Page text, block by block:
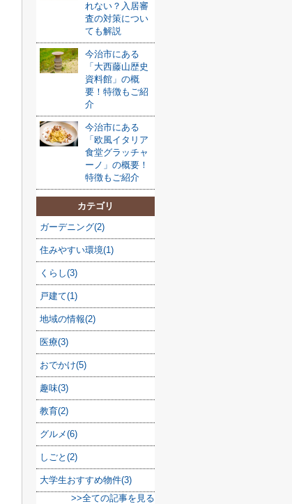
れない？入居審
査の対策につい
ても解説
今治市にある
「大西藤山歴史
資料館」の概
要！特徴もご紹
介
今治市にある
「欧風イタリア
食堂グラッチャ
ーノ」の概要！
特徴もご紹介
カテゴリ
ガーデニング(2)
住みやすい環境(1)
くらし(3)
戸建て(1)
地域の情報(2)
医療(3)
おでかけ(5)
趣味(3)
教育(2)
グルメ(6)
しごと(2)
大学生おすすめ物件(3)
>>全ての記事を見る